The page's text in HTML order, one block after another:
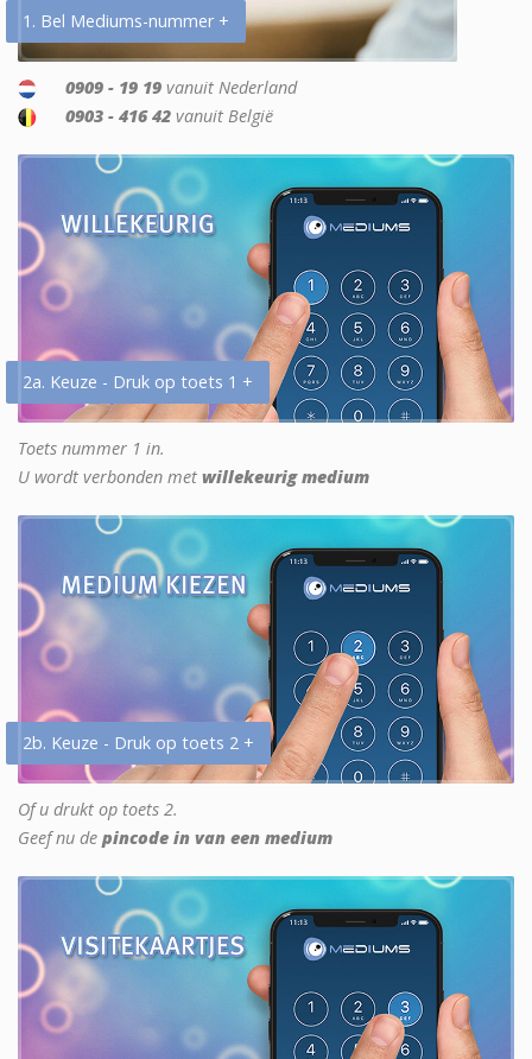
1. Bel Mediums-nummer +
0909 - 19 19 vanuit Nederland
0903 - 416 42 vanuit België
2a. Keuze - Druk op toets 1 +
Toets nummer 1 in.
U wordt verbonden met willekeurig medium
2b. Keuze - Druk op toets 2 +
Of u drukt op toets 2.
Geef nu de pincode in van een medium